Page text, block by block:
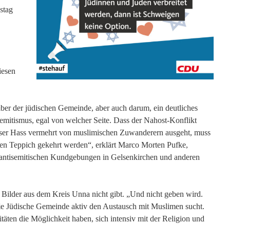
der jüdischen Gemeinde, aber auch darum, ein deutliches
egal von welcher Seite. Dass der Nahost-Konflikt
Hass vermehrt von muslimischen Zuwanderern ausgeht, muss
Teppich gekehrt werden“, erklärt Marco Morten Pufke,
Kundgebungen in Gelsenkirchen und anderen
aus dem Kreis Unna nicht gibt. „Und nicht geben wird.
Gemeinde aktiv den Austausch mit Muslimen sucht.
die Möglichkeit haben, sich intensiv mit der Religion und